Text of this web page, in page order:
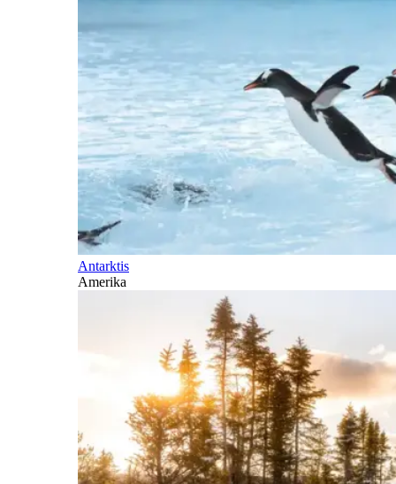
Antarktis
Amerika